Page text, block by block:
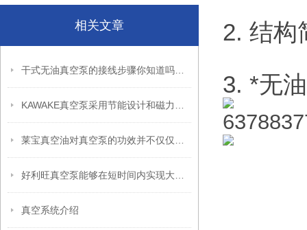
相关文章
真空系统介绍
2. 结
3. *无